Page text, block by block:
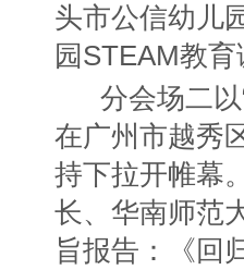
头市公信幼儿
园STEAM教
分会场二
在广州市越秀
持下拉开帷幕
长、华南师范
旨报告：《回